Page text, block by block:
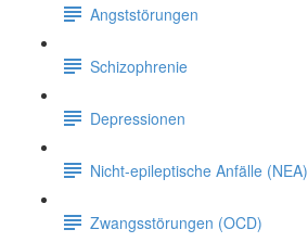
Angststörungen
Schizophrenie
Depressionen
Nicht-epileptische Anfälle (NEA)
Zwangsstörungen (OCD)